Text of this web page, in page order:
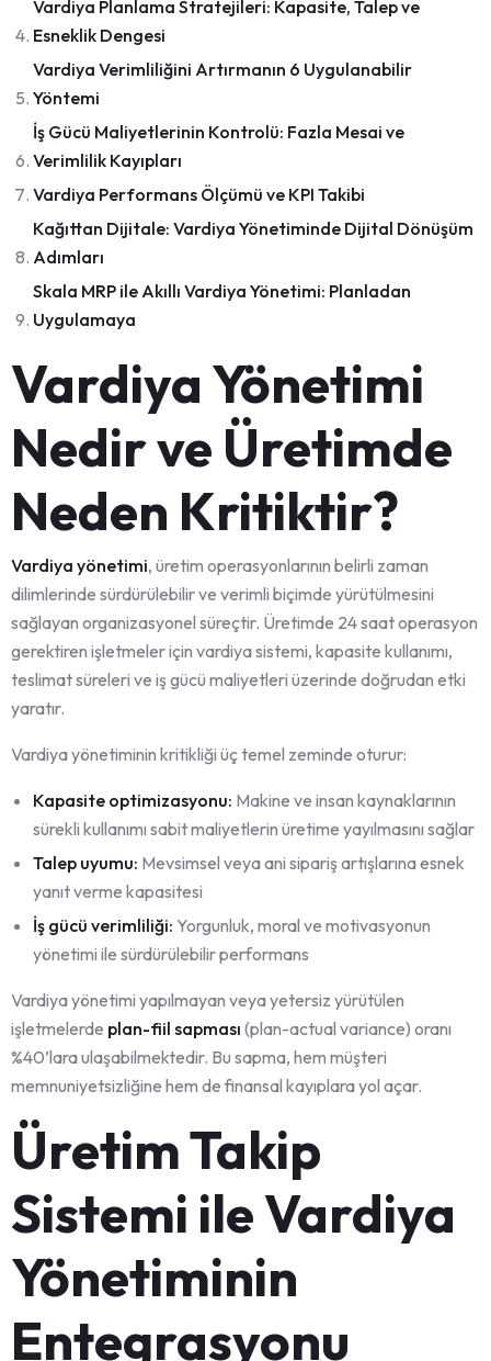
Vardiya Planlama Stratejileri: Kapasite, Talep ve
Esneklik Dengesi
Vardiya Verimliliğini Artırmanın 6 Uygulanabilir
Yöntemi
İş Gücü Maliyetlerinin Kontrolü: Fazla Mesai ve
Verimlilik Kayıpları
Vardiya Performans Ölçümü ve KPI Takibi
Kağıttan Dijitale: Vardiya Yönetiminde Dijital Dönüşüm
Adımları
Skala MRP ile Akıllı Vardiya Yönetimi: Planladan
Uygulamaya
Vardiya Yönetimi
Nedir ve Üretimde
Neden Kritiktir?
Vardiya yönetimi, üretim operasyonlarının belirli zaman
dilimlerinde sürdürülebilir ve verimli biçimde yürütülmesini
sağlayan organizasyonel süreçtir. Üretimde 24 saat operasyon
gerektiren işletmeler için vardiya sistemi, kapasite kullanımı,
teslimat süreleri ve iş gücü maliyetleri üzerinde doğrudan etki
yaratır.
Vardiya yönetiminin kritikliği üç temel zeminde oturur:
Kapasite optimizasyonu: Makine ve insan kaynaklarının
sürekli kullanımı sabit maliyetlerin üretime yayılmasını sağlar
Talep uyumu: Mevsimsel veya ani sipariş artışlarına esnek
yanıt verme kapasitesi
İş gücü verimliliği: Yorgunluk, moral ve motivasyonun
yönetimi ile sürdürülebilir performans
Vardiya yönetimi yapılmayan veya yetersiz yürütülen
işletmelerde plan-fiil sapması (plan-actual variance) oranı
%40’lara ulaşabilmektedir. Bu sapma, hem müşteri
memnuniyetsizliğine hem de finansal kayıplara yol açar.
Üretim Takip
Sistemi ile Vardiya
Yönetiminin
Entegrasyonu